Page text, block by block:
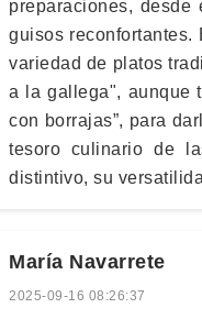
preparaciones,
guisos reconfortantes.
variedad de platos
a la gallega", aunque
con borrajas”, para
tesoro culinario de
distintivo, su
María Navarrete
2025-09-16 08:26:37